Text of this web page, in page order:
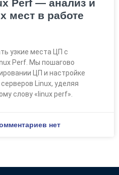
Perf — анализ и
мест в работе
узкие места ЦП с
Perf. Мы пошагово
ЦП и настройке
Linux, уделяя
слову «linux perf».
нет